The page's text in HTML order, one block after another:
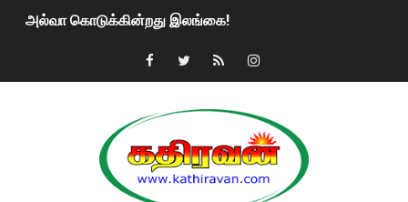
அல்வா கொடுக்கின்றது இலங்கை!
2ஆம் நாள் உக்ரைன் யுத்தம்!! எங்களைத் தனிமையில்
மகிந்த ராஜபக்சே பதவி விலக திட்டம்?
ரவுடி பேபிக்கு நடந்த தரமான சம்பவம்.. ஆபாச வீடியோக்களால்